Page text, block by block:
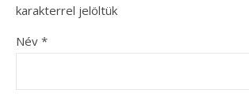
karakterrel jelöltük
Név *